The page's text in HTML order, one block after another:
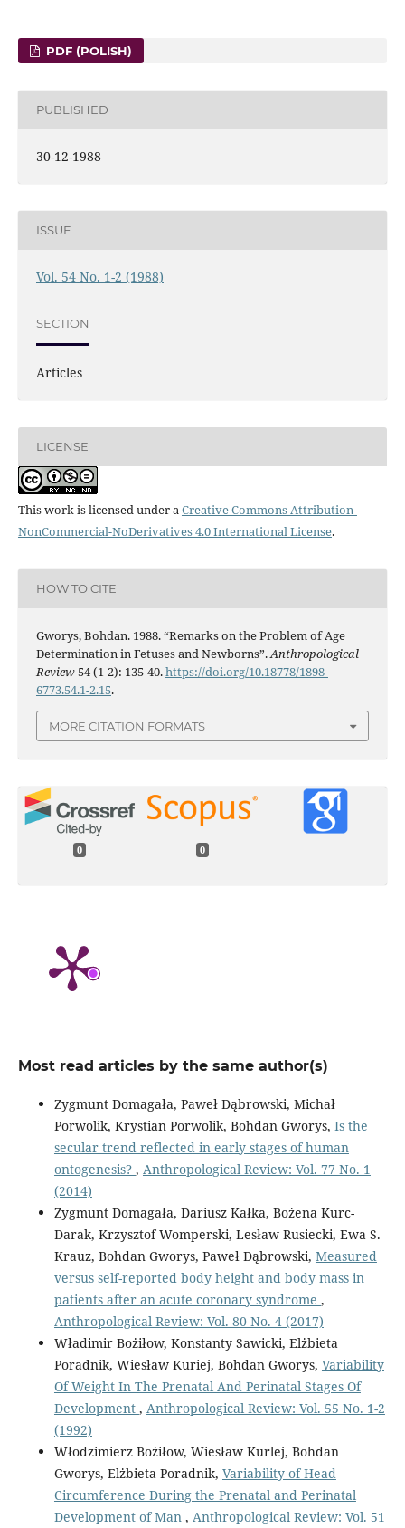
PDF (POLISH)
PUBLISHED
30-12-1988
ISSUE
Vol. 54 No. 1-2 (1988)
SECTION
Articles
LICENSE
This work is licensed under aCreative Commons Attribution-
NonCommercial-NoDerivatives 4.0 International License.
HOW TO CITE
Gworys, Bohdan. 1988. “Remarks on the Problem of Age
Determination in Fetuses and Newborns”.Anthropological
Review54 (1-2): 135-40.https://doi.org/10.18778/1898-
6773.54.1-2.15.
MORE CITATION FORMATS
0 0
Most read articles by the same author(s)
Zygmunt Domagała, Paweł Dąbrowski, Michał
Porwolik, Krystian Porwolik, Bohdan Gworys, Is the
secular trend reflected in early stages of human
ontogenesis? , Anthropological Review: Vol. 77 No. 1
(2014)
Zygmunt Domagała, Dariusz Kałka, Bożena Kurc-
Darak, Krzysztof Womperski, Lesław Rusiecki, Ewa S.
Krauz, Bohdan Gworys, Paweł Dąbrowski, Measured
versus self-reported body height and body mass in
patients after an acute coronary syndrome ,
Anthropological Review: Vol. 80 No. 4 (2017)
Władimir Bożiłow, Konstanty Sawicki, Elżbieta
Poradnik, Wiesław Kuriej, Bohdan Gworys, Variability
Of Weight In The Prenatal And Perinatal Stages Of
Development , Anthropological Review: Vol. 55 No. 1-2
(1992)
Włodzimierz Bożiłow, Wiesław Kurlej, Bohdan
Gworys, Elżbieta Poradnik, Variability of Head
Circumference During the Prenatal and Perinatal
Development of Man , Anthropological Review: Vol. 51